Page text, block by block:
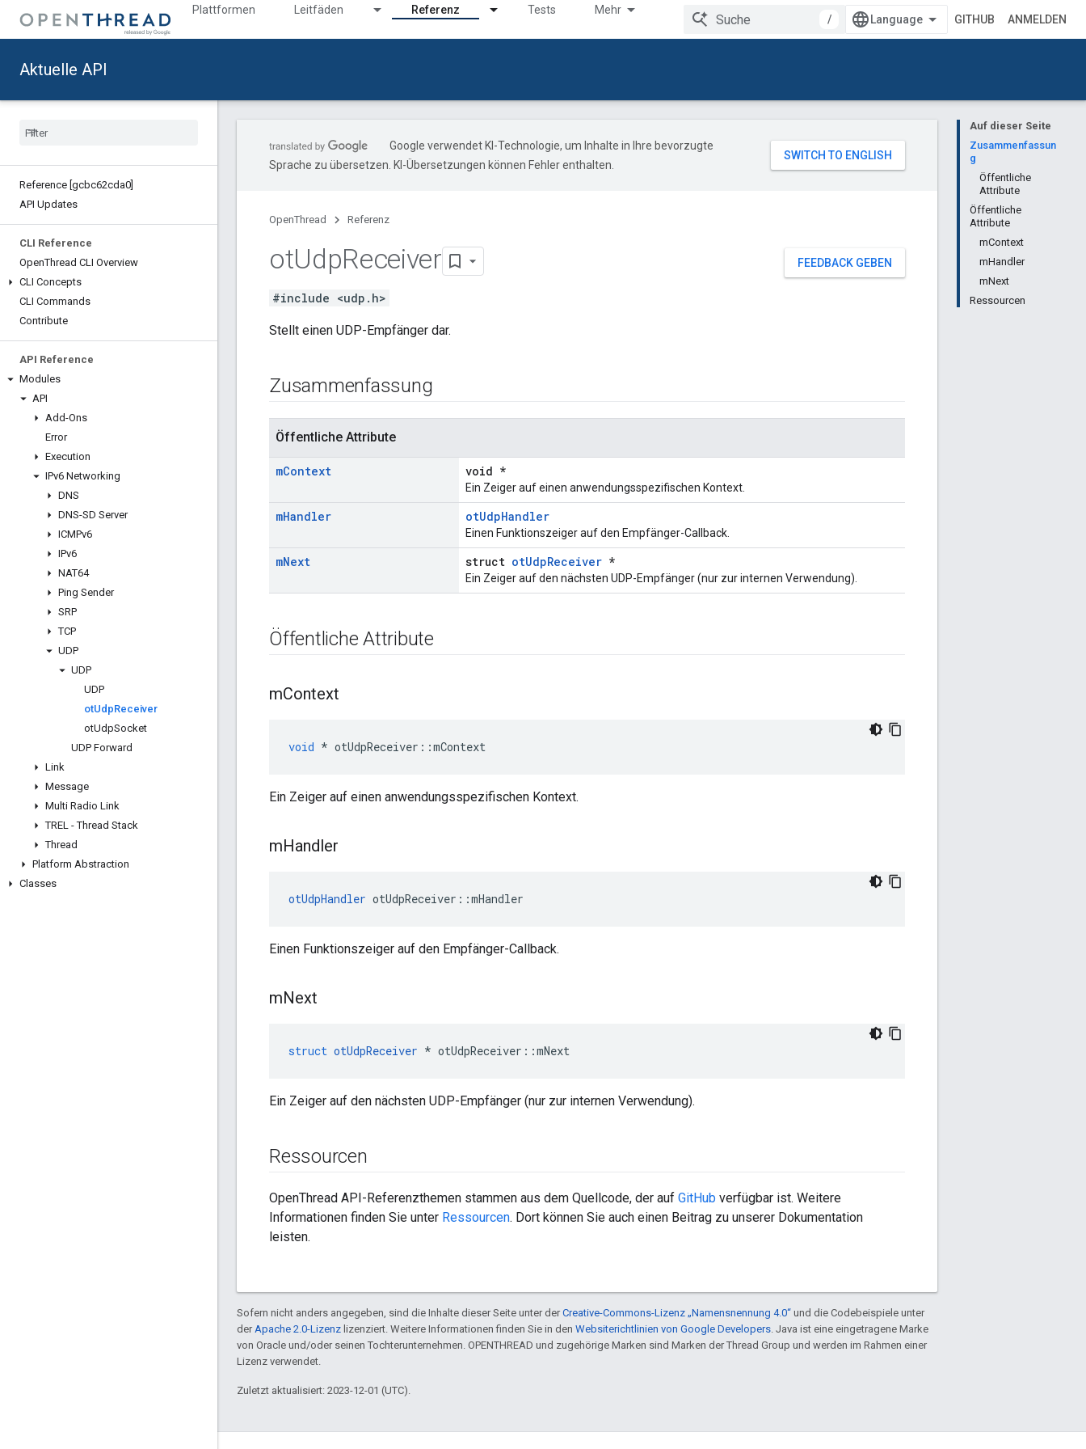
Plattformen Leitfäden Referenz Tests Mehr
/ GITHUB ANMELDEN
Aktuelle API
Reference [gcbc62cda0]
API Updates
CLI Reference
OpenThread CLI Overview
CLI Concepts
CLI Commands
Contribute
API Reference
Modules
API
Add-Ons
Error
Execution
IPv6 Networking
DNS
DNS-SD Server
ICMPv6
IPv6
NAT64
Ping Sender
SRP
TCP
UDP
UDP
UDP
otUdpReceiver
otUdpSocket
UDP Forward
Link
Message
Multi Radio Link
TREL - Thread Stack
Thread
Platform Abstraction
Classes
Auf dieser Seite
Zusammenfassun
g
Öffentliche
Attribute
Öffentliche
Attribute
mContext
mHandler
mNext
Ressourcen
Google verwendet KI-Technologie, um Inhalte in Ihre bevorzugte
Sprache zu übersetzen. KI-Übersetzungen können Fehler enthalten.
OpenThread Referenz
FEEDBACK GEBEN
otUdpReceiver
#include <udp.h>
Stellt einen UDP-Empfänger dar.
Zusammenfassung
Öffentliche Attribute
mContext void *
Ein Zeiger auf einen anwendungsspezifischen Kontext.
mHandler otUdpHandler
Einen Funktionszeiger auf den Empfänger-Callback.
mNext struct otUdpReceiver *
Ein Zeiger auf den nächsten UDP-Empfänger (nur zur internen Verwendung).
Öffentliche Attribute
mContext
void * otUdpReceiver ::mContext
Ein Zeiger auf einen anwendungsspezifischen Kontext.
mHandler
otUdpHandler otUdpReceiver ::mHandler
Einen Funktionszeiger auf den Empfänger-Callback.
mNext
struct otUdpReceiver * otUdpReceiver ::mNext
Ein Zeiger auf den nächsten UDP-Empfänger (nur zur internen Verwendung).
Ressourcen
OpenThread API-Referenzthemen stammen aus dem Quellcode, der auf GitHub verfügbar ist. Weitere
Informationen finden Sie unter Ressourcen. Dort können Sie auch einen Beitrag zu unserer Dokumentation
leisten.
Sofern nicht anders angegeben, sind die Inhalte dieser Seite unter derCreative-Commons-Lizenz „Namensnennung 4.0“ und die Codebeispiele unter
derApache 2.0-Lizenz lizenziert. Weitere Informationen finden Sie in den Websiterichtlinien von Google Developers. Java ist eine eingetragene Marke
von Oracle und/oder seinen Tochterunternehmen. OPENTHREAD und zugehörige Marken sind Marken der Thread Group und werden im Rahmen einer
Lizenz verwendet.
Zuletzt aktualisiert: 2023-12-01 (UTC).